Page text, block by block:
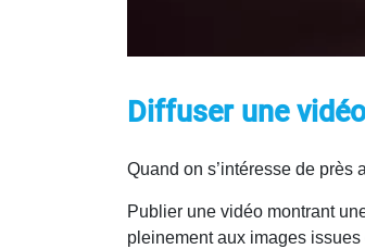
Diffuser une
Quand on s’intéresse de près
Publier une vidéo montrant
pleinement aux images